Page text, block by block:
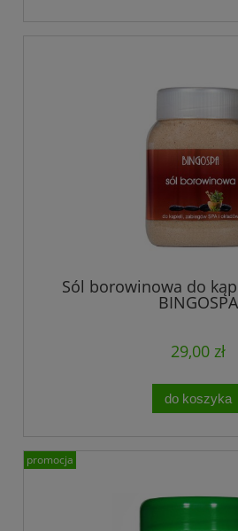
Sól borowinowa do
BINGOSPA
29,00 zł
do koszyka
promocja